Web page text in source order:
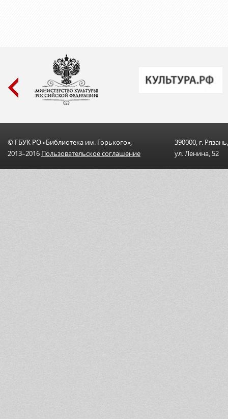
© ГБУК РО «Библиотека им. Горького»,
2013–2016 Пользовательскоe соглашениe
390000, г. Рязань,
ул. Ленина, 52